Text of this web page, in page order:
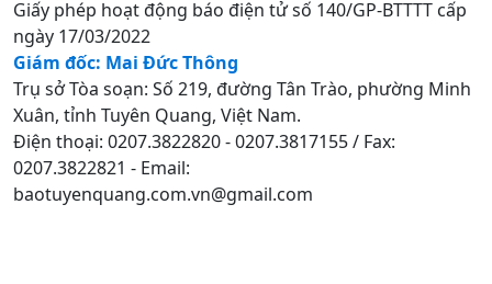
Giấy phép hoạt động báo điện tử số 140/GP-BTTTT cấp
ngày 17/03/2022
Giám đốc: Mai Đức Thông
Trụ sở Tòa soạn: Số 219, đường Tân Trào, phường Minh
Xuân, tỉnh Tuyên Quang, Việt Nam.
Điện thoại: 0207.3822820 - 0207.3817155 / Fax:
0207.3822821 - Email:
baotuyenquang.com.vn@gmail.com